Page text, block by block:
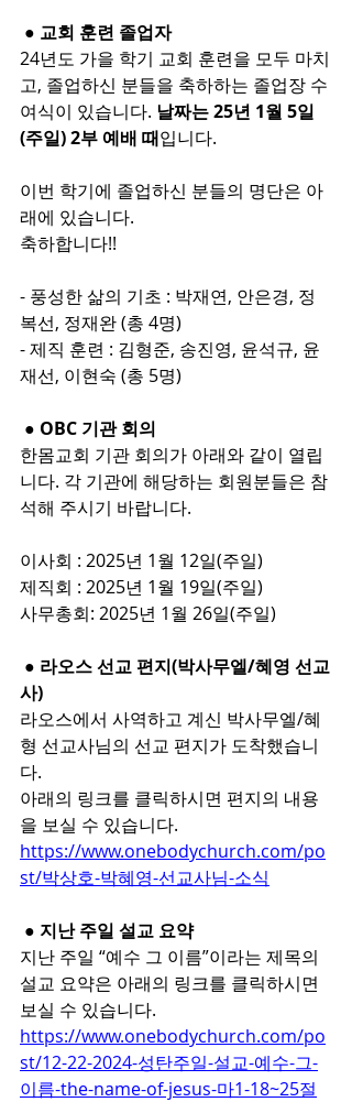
● 교회 훈련 졸업자
24년도 가을 학기 교회 훈련을 모두 마치
고, 졸업하신 분들을 축하하는 졸업장 수
여식이 있습니다. 날짜는 25년 1월 5일
(주일) 2부 예배 때입니다.
이번 학기에 졸업하신 분들의 명단은 아
래에 있습니다.
축하합니다!!
- 풍성한 삶의 기초 : 박재연, 안은경, 정
복선, 정재완 (총 4명)
- 제직 훈련 : 김형준, 송진영, 윤석규, 윤
재선, 이현숙 (총 5명)
● OBC 기관 회의
한몸교회 기관 회의가 아래와 같이 열립
니다. 각 기관에 해당하는 회원분들은 참
석해 주시기 바랍니다.
이사회 : 2025년 1월 12일(주일)
제직회 : 2025년 1월 19일(주일)
사무총회: 2025년 1월 26일(주일)
● 라오스 선교 편지(박사무엘/혜영 선교
사)
라오스에서 사역하고 계신 박사무엘/혜
형 선교사님의 선교 편지가 도착했습니
다.
아래의 링크를 클릭하시면 편지의 내용
을 보실 수 있습니다.
https://www.onebodychurch.com/po
st/박상호-박혜영-선교사님-소식
● 지난 주일 설교 요약
지난 주일 “예수 그 이름”이라는 제목의
설교 요약은 아래의 링크를 클릭하시면
보실 수 있습니다.
https://www.onebodychurch.com/po
st/12-22-2024-성탄주일-설교-예수-그-
이름-the-name-of-jesus-마1-18~25절